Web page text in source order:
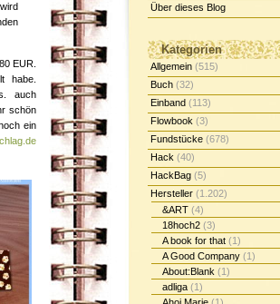
EUR.
habe.
auch
schön
ein
Über dieses Blog
Kategorien
Allgemein (515)
Buch (32)
Einband (113)
Flowbook (3)
Fundstücke (678)
Hack (40)
HackBag (5)
Hersteller (1.202)
&ART (4)
18hoch2 (3)
A book for that (1)
A Good Company (1)
About:Blank (1)
adliga (1)